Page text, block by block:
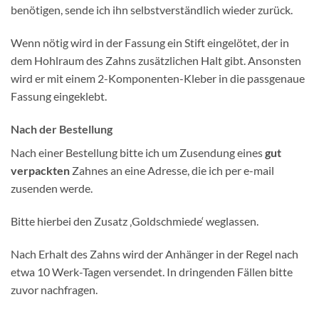
benötigen, sende ich ihn selbstverständlich wieder zurück.
Wenn nötig wird in der Fassung ein Stift eingelötet, der in
dem Hohlraum des Zahns zusätzlichen Halt gibt. Ansonsten
wird er mit einem 2-Komponenten-Kleber in die passgenaue
Fassung eingeklebt.
Nach der Bestellung
Nach einer Bestellung bitte ich um Zusendung einesgut
verpackten Zahnes an eine Adresse, die ich per e-mail
zusenden werde.
Bitte hierbei den Zusatz ‚Goldschmiede‘ weglassen.
Nach Erhalt des Zahns wird der Anhänger in der Regel nach
etwa 10 Werk-Tagen versendet. In dringenden Fällen bitte
zuvor nachfragen.